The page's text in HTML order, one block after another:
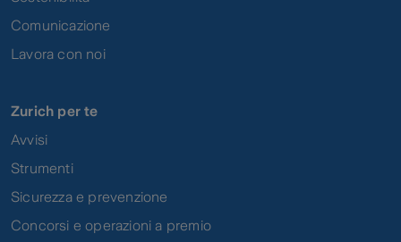
Comunicazione
Lavora con noi
Zurich per te
Avvisi
Strumenti
Sicurezza e prevenzione
Concorsi e operazioni a premio